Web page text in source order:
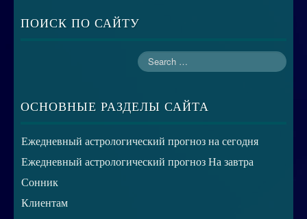
ПОИСК ПО САЙТУ
ОСНОВНЫЕ РАЗДЕЛЫ САЙТА
Ежедневный астрологический прогноз на сегодня
Ежедневный астрологический прогноз На завтра
Сонник
Клиентам